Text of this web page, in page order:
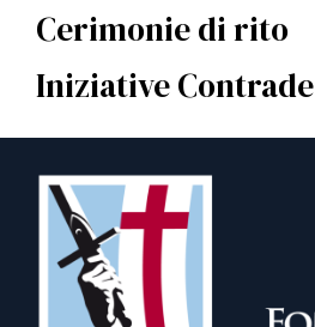
Cerimonie di rito
Iniziative Contrade